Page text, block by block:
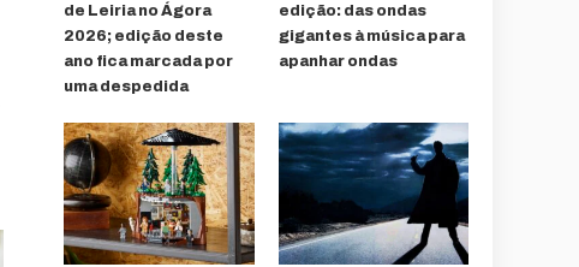
de Leiria no Ágora
2026; edição deste
ano fica marcada por
uma despedida
edição: das ondas
gigantes à música para
apanhar ondas